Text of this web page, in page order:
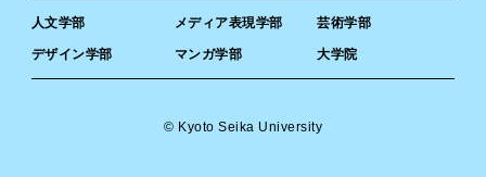
人文学部 メディア表現学部 芸術学部
デザイン学部 マンガ学部 大学院
© Kyoto Seika University